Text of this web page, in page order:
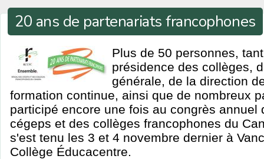
20 ans de partenariats francophones
Plus de 50 personnes,
présidence des collèges,
générale, de la direction
formation continue, ainsi que de nombreux
participé encore une fois au congrès annuel
cégeps et des collèges francophones du
s'est tenu les 3 et 4 novembre dernier à
Collège Éducacentre.